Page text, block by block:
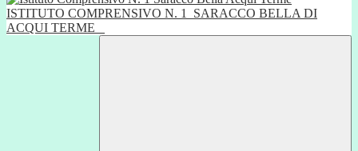
ISTITUTO COMPRENSIVO N. 1
SARACCO BELLA DI
ACQUI TERME